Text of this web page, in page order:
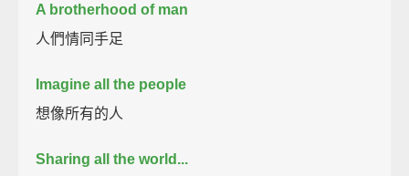
A brotherhood of man
人們情同手足
Imagine all the people
想像所有的人
Sharing all the world...